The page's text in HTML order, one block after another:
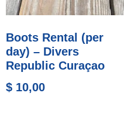
Boots Rental (per
day) – Divers
Republic Curaçao
$ 10,00